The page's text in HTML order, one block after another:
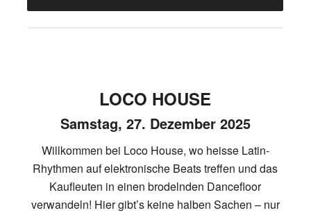
LOCO HOUSE
Samstag, 27. Dezember 2025
Willkommen bei Loco House, wo heisse Latin-
Rhythmen auf elektronische Beats treffen und das
Kaufleuten in einen brodelnden Dancefloor
verwandeln! Hier gibt’s keine halben Sachen – nur